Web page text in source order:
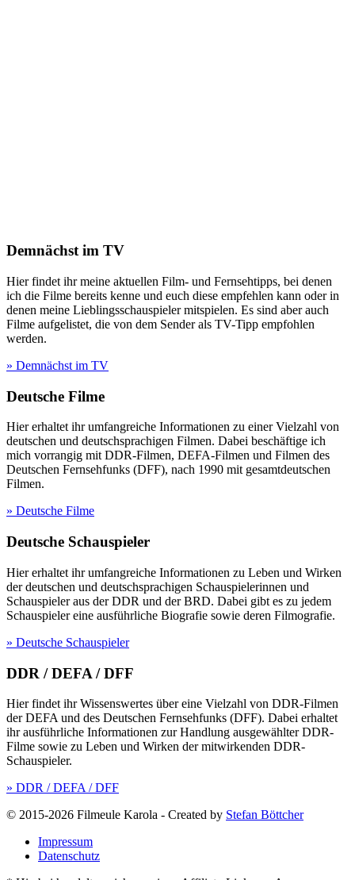
Demnächst im TV
Hier findet ihr meine aktuellen Film- und Fernsehtipps, bei denen
ich die Filme bereits kenne und euch diese empfehlen kann oder in
denen meine Lieblingsschauspieler mitspielen. Es sind aber auch
Filme aufgelistet, die von dem Sender als TV-Tipp empfohlen
werden.
» Demnächst im TV
Deutsche Filme
Hier erhaltet ihr umfangreiche Informationen zu einer Vielzahl von
deutschen und deutschsprachigen Filmen. Dabei beschäftige ich
mich vorrangig mit DDR-Filmen, DEFA-Filmen und Filmen des
Deutschen Fernsehfunks (DFF), nach 1990 mit gesamtdeutschen
Filmen.
» Deutsche Filme
Deutsche Schauspieler
Hier erhaltet ihr umfangreiche Informationen zu Leben und Wirken
der deutschen und deutschsprachigen Schauspielerinnen und
Schauspieler aus der DDR und der BRD. Dabei gibt es zu jedem
Schauspieler eine ausführliche Biografie sowie deren Filmografie.
» Deutsche Schauspieler
DDR / DEFA / DFF
Hier findet ihr Wissenswertes über eine Vielzahl von DDR-Filmen
der DEFA und des Deutschen Fernsehfunks (DFF). Dabei erhaltet
ihr ausführliche Informationen zur Handlung ausgewählter DDR-
Filme sowie zu Leben und Wirken der mitwirkenden DDR-
Schauspieler.
» DDR / DEFA / DFF
© 2015-2026 Filmeule Karola - Created by Stefan Böttcher
Impressum
Datenschutz